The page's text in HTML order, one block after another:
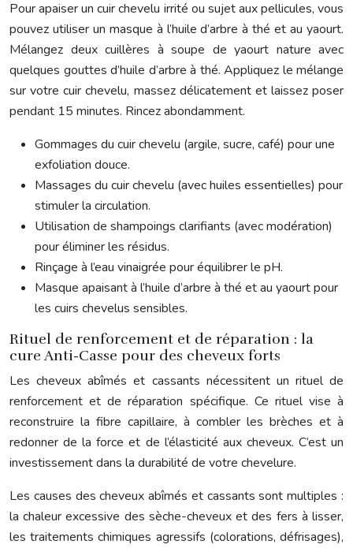
Pour apaiser un cuir chevelu irrité ou sujet aux pellicules, vous
pouvez utiliser un masque à l’huile d’arbre à thé et au yaourt.
Mélangez deux cuillères à soupe de yaourt nature avec
quelques gouttes d’huile d’arbre à thé. Appliquez le mélange
sur votre cuir chevelu, massez délicatement et laissez poser
pendant 15 minutes. Rincez abondamment.
Gommages du cuir chevelu (argile, sucre, café) pour une
exfoliation douce.
Massages du cuir chevelu (avec huiles essentielles) pour
stimuler la circulation.
Utilisation de shampoings clarifiants (avec modération)
pour éliminer les résidus.
Rinçage à l’eau vinaigrée pour équilibrer le pH.
Masque apaisant à l’huile d’arbre à thé et au yaourt pour
les cuirs chevelus sensibles.
Rituel de renforcement et de réparation : la
cure Anti-Casse pour des cheveux forts
Les cheveux abîmés et cassants nécessitent un rituel de
renforcement et de réparation spécifique. Ce rituel vise à
reconstruire la fibre capillaire, à combler les brèches et à
redonner de la force et de l’élasticité aux cheveux. C’est un
investissement dans la durabilité de votre chevelure.
Les causes des cheveux abîmés et cassants sont multiples :
la chaleur excessive des sèche-cheveux et des fers à lisser,
les traitements chimiques agressifs (colorations, défrisages),